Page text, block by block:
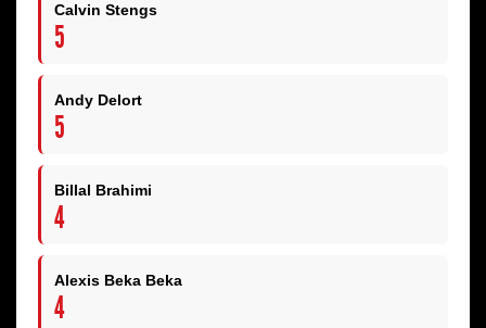
Calvin Stengs
5
Andy Delort
5
Billal Brahimi
4
Alexis Beka Beka
4